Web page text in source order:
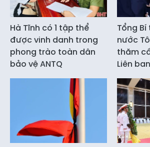
Hà Tĩnh có 1 tập thể
được vinh danh trong
phong trào toàn dân
bảo vệ ANTQ
Tổng
nước
thăm
Liên